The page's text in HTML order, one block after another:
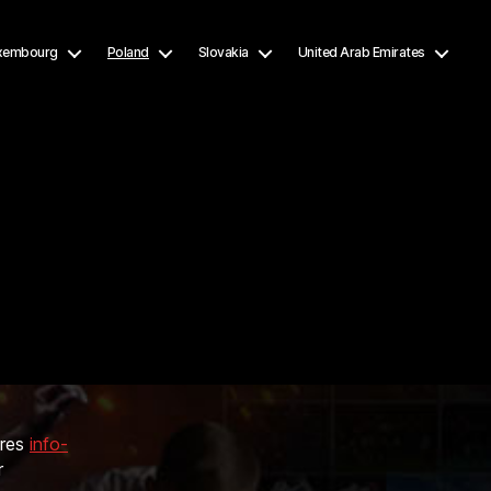
Poland Slovakia United Arab Emirates
info-